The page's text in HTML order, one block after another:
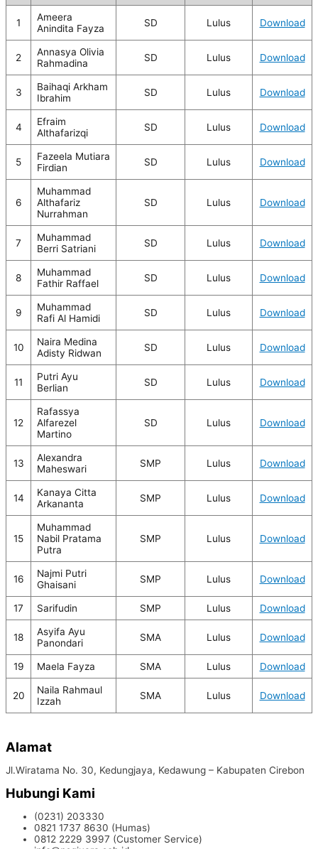
1
Ameera
Anindita Fayza
SD Lulus Download
2
Annasya Olivia
Rahmadina
SD Lulus Download
3
Baihaqi Arkham
Ibrahim
SD Lulus Download
4
Efraim
Althafarizqi
SD Lulus Download
5
Fazeela Mutiara
Firdian
SD Lulus Download
6
Muhammad
Althafariz
Nurrahman
SD Lulus Download
7
Muhammad
Berri Satriani
SD Lulus Download
8
Muhammad
Fathir Raffael
SD Lulus Download
9
Muhammad
Rafi Al Hamidi
SD Lulus Download
10
Naira Medina
Adisty Ridwan
SD Lulus Download
11
Putri Ayu
Berlian
SD Lulus Download
12
Rafassya
Alfarezel
Martino
SD Lulus Download
13
Alexandra
Maheswari
SMP Lulus Download
14
Kanaya Citta
Arkananta
SMP Lulus Download
15
Muhammad
Nabil Pratama
Putra
SMP Lulus Download
16
Najmi Putri
Ghaisani
SMP Lulus Download
17 Sarifudin SMP Lulus Download
18
Asyifa Ayu
Panondari
SMA Lulus Download
19 Maela Fayza SMA Lulus Download
20
Naila Rahmaul
Izzah
SMA Lulus Download
Alamat
Jl.Wiratama No. 30, Kedungjaya, Kedawung – Kabupaten Cirebon
Hubungi Kami
(0231) 203330
0821 1737 8630 (Humas)
0812 2229 3997 (Customer Service)